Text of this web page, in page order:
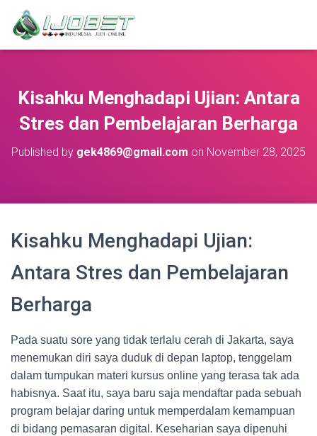
Kisahku Menghadapi Ujian: Antara
Stres dan Pembelajaran Berharga
Published by gek4869@gmail.com on November 28, 2025
Kisahku Menghadapi Ujian:
Antara Stres dan Pembelajaran
Berharga
Pada suatu sore yang tidak terlalu cerah di Jakarta, saya
menemukan diri saya duduk di depan laptop, tenggelam
dalam tumpukan materi kursus online yang terasa tak ada
habisnya. Saat itu, saya baru saja mendaftar pada sebuah
program belajar daring untuk memperdalam kemampuan
di bidang pemasaran digital. Keseharian saya dipenuhi